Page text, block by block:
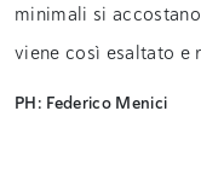
minimali si
viene così esaltato e
PH: Federico Menici